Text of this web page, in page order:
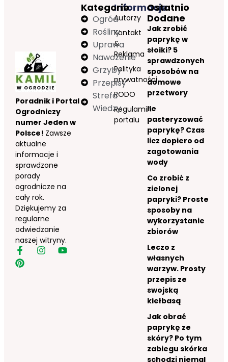
Poradnik i Portal
Ogrodniczy
numer Jeden w
Polsce! Zawsze
aktualne
informacje i
sprawdzone
porady
ogrodnicze na
cały rok.
Dziękujemy za
regularne
odwiedzanie
naszej witryny.
Informacje
Autorzy
Kontakt
&
Reklama
Polityka
prywatności
RODO
Regulamin
portalu
Kategorie
Ogród
Rośliny
Uprawa
Nawożenie
Grzyby
Przepisy
Strefa
Wiedzy
Ostatnio
Dodane
Jak zrobić
paprykę w
słoiki? 5
sprawdzonych
sposobów na
domowe
przetwory
Ile
pasteryzować
paprykę? Czas
licz dopiero od
zagotowania
wody
Co zrobić z
zielonej
papryki? Proste
sposoby na
wykorzystanie
zbiorów
Leczo z
własnych
warzyw. Prosty
przepis ze
swojską
kiełbasą
Jak obrać
paprykę ze
skóry? Po tym
zabiegu skórka
schodzi niemal